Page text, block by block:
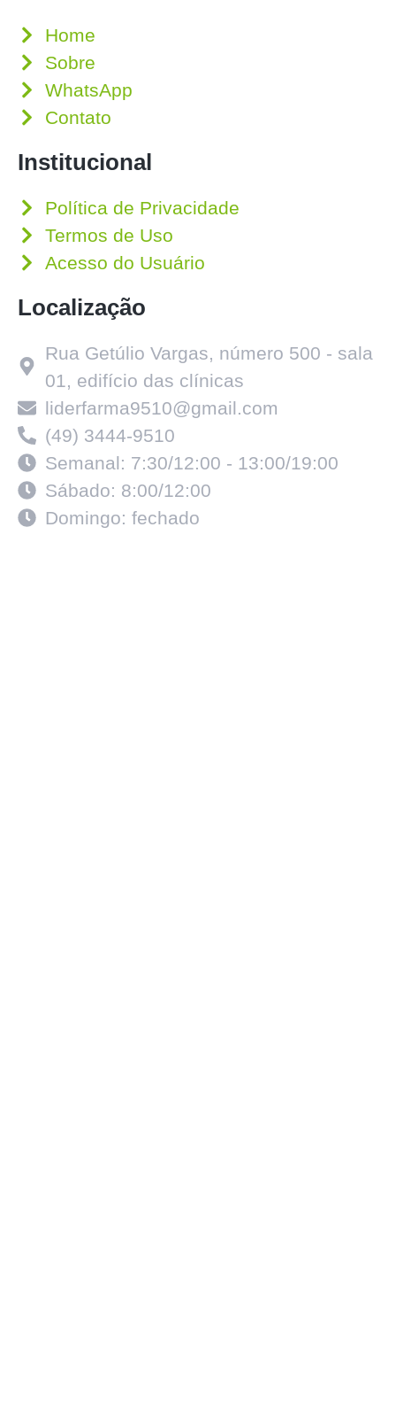
Home
Sobre
WhatsApp
Contato
Institucional
Política de Privacidade
Termos de Uso
Acesso do Usuário
Localização
Rua Getúlio Vargas, número 500 - sala
01, edifício das clínicas
liderfarma9510@gmail.com
(49) 3444-9510
Semanal: 7:30/12:00 - 13:00/19:00
Sábado: 8:00/12:00
Domingo: fechado